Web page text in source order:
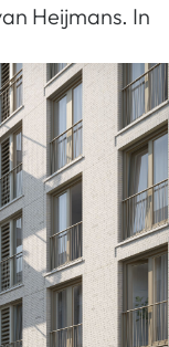
Heijmans. In